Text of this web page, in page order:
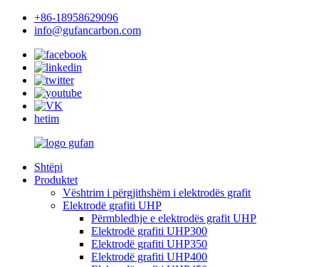
+86-18958629096
info@gufancarbon.com
hetim
Shtëpi
Produktet
Vështrim i përgjithshëm i elektrodës grafit
Elektrodë grafiti UHP
Përmbledhje e elektrodës grafit UHP
Elektrodë grafiti UHP300
Elektrodë grafiti UHP350
Elektrodë grafiti UHP400